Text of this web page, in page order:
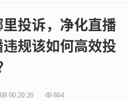
投诉，净化直播
规该如何高效投
00:20:26 864